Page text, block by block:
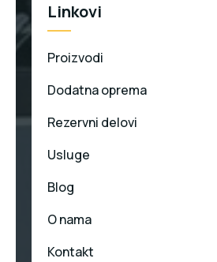
Linkovi
Proizvodi
Dodatna oprema
Rezervni delovi
Usluge
Blog
O nama
Kontakt